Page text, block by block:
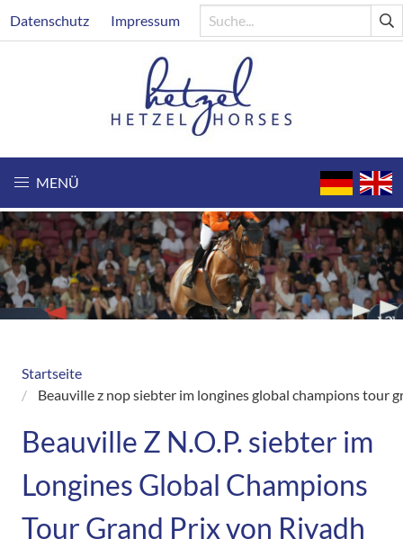
zum
Header
Datenschutz Impressum
MENÜ
Breadcrumb
Startseite
Beauville z nop siebter im longines global champions tour
Beauville Z N.O.P. siebter im
Longines Global Champions
Tour Grand Prix von Riyadh